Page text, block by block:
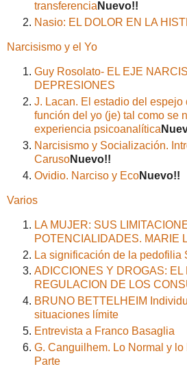
transferenciaNuevo!!
Nasio: EL DOLOR EN LA
Narcisismo y el Yo
Guy Rosolato- EL EJE
DEPRESIONES
J. Lacan. El estadio del espejo
función del yo (je) tal como se
experiencia psicoanalítica
Narcisismo y Socialización.
CarusoNuevo!!
Ovidio. Narciso y EcoNuevo!!
Varios
LA MUJER: SUS
POTENCIALIDADES. MARIE
La significación de la pedofilia
ADICCIONES Y DROGAS: EL
REGULACION DE LOS
BRUNO BETTELHEIM
situaciones límite
Entrevista a Franco Basaglia
G. Canguilhem. Lo Normal y
Parte